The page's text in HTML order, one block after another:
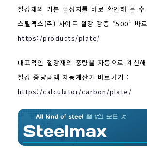
철강재의 기본 물성치를 바로 확인해 볼 수
스틸맥스(주) 사이트 철강 강종 “500” 바
https:/products/plate/
대표적인 철강재의 중량을 자동으로 계산
철강 중량금액 자동계산기 바로가기 :
https:/calculator/carbon/plate/